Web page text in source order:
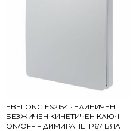
EBELONG ES2154 · ЕДИНИЧЕН
БЕЗЖИЧЕН КИНЕТИЧЕН КЛЮЧ
ON/OFF + ДИМИРАНЕ IP67 БЯЛ